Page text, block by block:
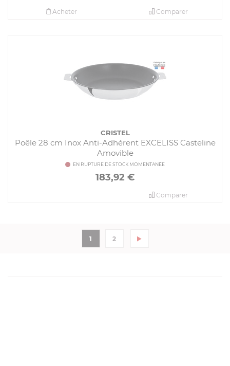
Comparer
Acheter
CRISTEL
Poêle 28 cm Inox Anti-Adhérent EXCELISS Casteline
Amovible
EN RUPTURE DE STOCK MOMENTANÉE
183,92 €
Comparer
1 2